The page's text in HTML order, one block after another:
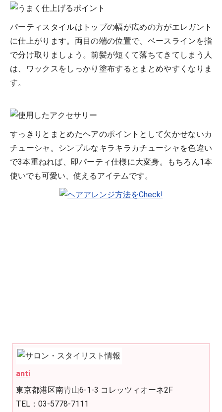
パーティスタイルはトップの幅が広めの方がエレガント
に仕上がります。両目の端の位置で、ベースラインを指
で分け取りましょう。前髪が短くて落ちてきてしまう人
は、ワックスをしっかり塗布するとまとめやすくなりま
す。
すっきりとまとめたヘアのポイントとして欠かせないカ
チューシャ。シンプルなキラキラカチューシャを色違い
で3本重ねれば、即パーティ仕様に大変身。もちろん1本
使いでも可愛い、使えるアイテムです。
anti
東京都港区南青山6-1-3 コレッツィオーネ2F
TEL：03-5778-7111